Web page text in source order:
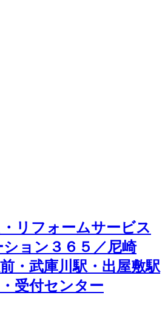
リフォームサービス
ョン３６５／尼崎
・武庫川駅・出屋敷駅
受付センター